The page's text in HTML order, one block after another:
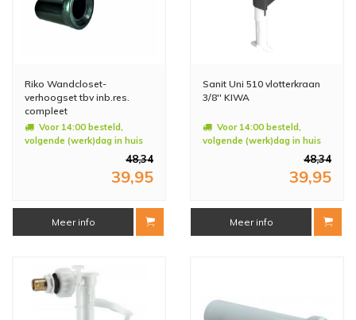
Riko Wandcloset-
verhoogset tbv inb.res.
compleet
Voor 14:00 besteld,
volgende (werk)dag in huis
48,34
39,95
Meer info
Sanit Uni 510 vlotterkraan
3/8'' KIWA
Voor 14:00 besteld,
volgende (werk)dag in huis
48,34
39,95
Meer info